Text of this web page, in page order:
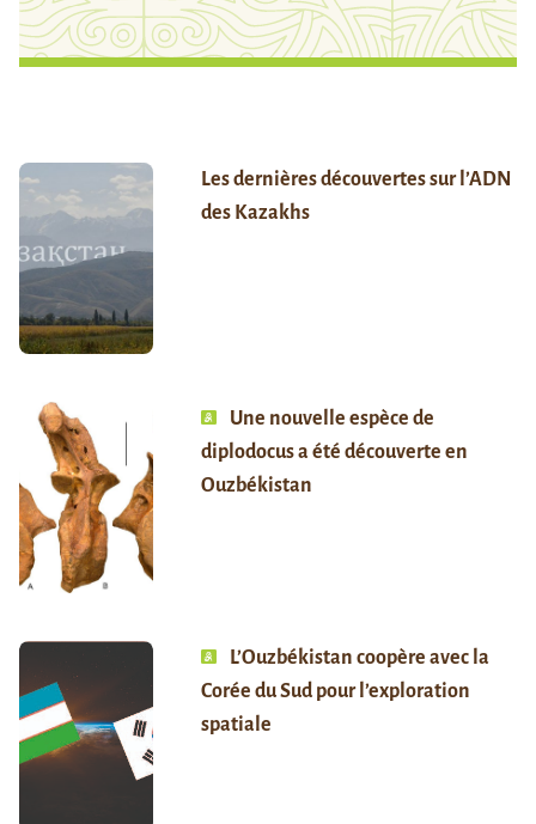
Les dernières découvertes sur l’ADN
des Kazakhs
Une nouvelle espèce de
diplodocus a été découverte en
Ouzbékistan
L’Ouzbékistan coopère avec la
Corée du Sud pour l’exploration
spatiale